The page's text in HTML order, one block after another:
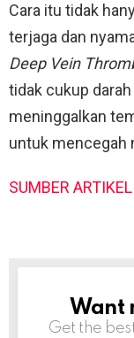
Cara itu tidak
terjaga dan
Deep Vein
tidak cukup
meninggalkan
untuk mencegah
SUMBER ARTIKEL
Want
Get the